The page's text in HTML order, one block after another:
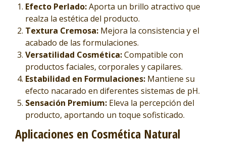
Efecto Perlado:Aporta un brillo atractivo que
realza la estética del producto.
Textura Cremosa: Mejora la consistencia y el
acabado de las formulaciones.
Versatilidad Cosmética:Compatible con
productos faciales, corporales y capilares.
Estabilidad en Formulaciones: Mantiene su
efecto nacarado en diferentes sistemas de pH.
Sensación Premium: Eleva la percepción del
producto, aportando un toque sofisticado.
Aplicaciones en Cosmética Natural